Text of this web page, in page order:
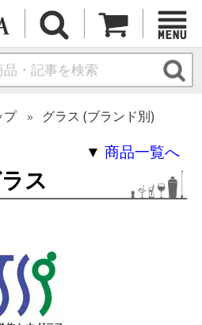
プ グラス (ブランド別)
ス
▼商品一覧へ